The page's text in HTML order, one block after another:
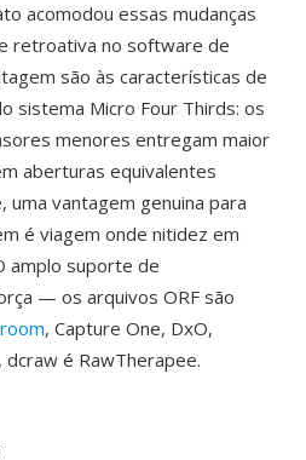
acomodou essas mudanças
retroativa no software de
são às características de
sistema Micro Four Thirds: os
menores entregam maior
aberturas equivalentes
uma vantagem genuina para
é viagem onde nitidez em
amplo suporte de
— os arquivos ORF são
, Capture One, DxO,
é RawTherapee.